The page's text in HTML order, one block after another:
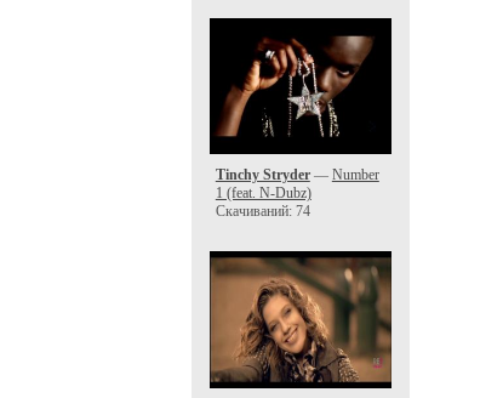
Tinchy Stryder— Number
1 (feat. N-Dubz)
Скачиваний: 74